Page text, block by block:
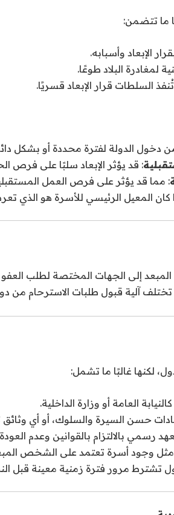
ما تتضمن:
الإبعاد وأسبابه.
لمغادرة البلاد طوعًا.
السلطات قرار الإبعاد قسريًا.
دخول الدولة لفترة محددة أو بشكل
: قد يؤثر الإبعاد سلبًا على فرص
: مما قد يؤثر على فرص العمل
كان المعيل الرئيسي للأسرة هو الذي
إلى الجهات المختصة لطلب العفو أو
آلية قبول طلبات الاسترحام من
لكنها غالبًا ما تشمل:
العامة أو وزارة الداخلية.
حسن السيرة والسلوك، أو أي
رسمي بالالتزام بالقوانين وعدم
وجود أسرة تعتمد على الشخص
تشترط مرور فترة زمنية معينة قبل